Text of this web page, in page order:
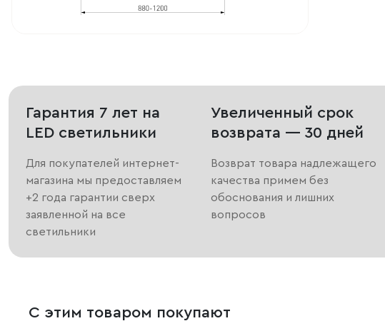
Гарантия 7 лет на
LED светильники
Для покупателей интернет-
магазина мы предоставляем
+2 года гарантии сверх
заявленной на все
светильники
Увеличенный срок
возврата — 30 дней
Возврат товара надлежащего
качества примем без
обоснования и лишних
вопросов
С этим товаром покупают